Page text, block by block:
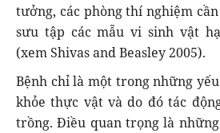
tưởng, các phòng thí nghiệm
sưu tập các mẫu vi sinh vật
(xem Shivas and Beasley 2005).
Bệnh chỉ là một trong những
khỏe thực vật và do đó tác
trồng. Điều quan trọng là